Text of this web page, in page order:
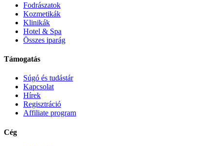
Fodrászatok
Kozmetikák
Klinikák
Hotel & Spa
Összes iparág
Támogatás
Súgó és tudástár
Kapcsolat
Hírek
Regisztráció
Affiliate program
Cég